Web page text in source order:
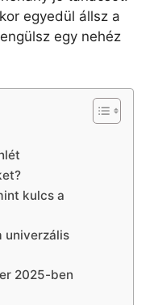
egyedül állsz a
egy nehéz
kulcs a
univerzális
2025-ben